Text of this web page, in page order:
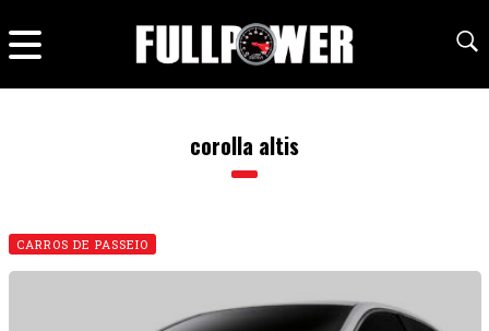
corolla altis
CARROS DE PASSEIO